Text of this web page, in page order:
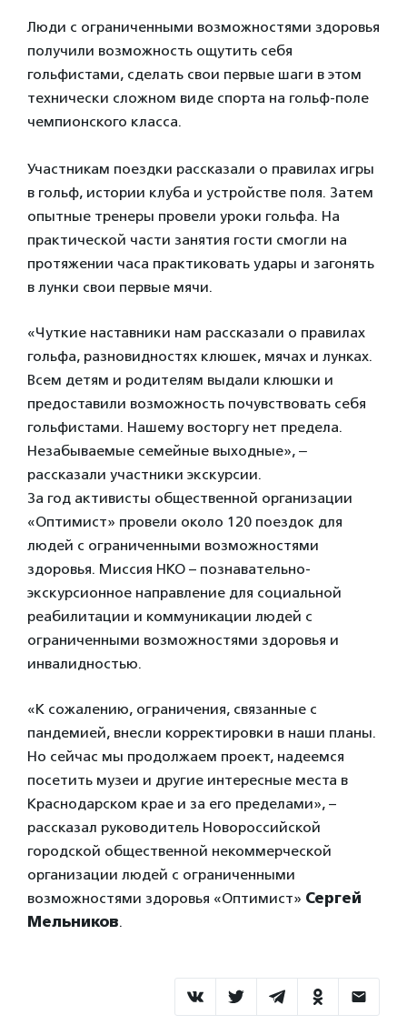
Люди с ограниченными возможностями здоровья
получили возможность ощутить себя
гольфистами, сделать свои первые шаги в этом
технически сложном виде спорта на гольф-поле
чемпионского класса.
Участникам поездки рассказали о правилах игры
в гольф, истории клуба и устройстве поля. Затем
опытные тренеры провели уроки гольфа. На
практической части занятия гости смогли на
протяжении часа практиковать удары и загонять
в лунки свои первые мячи.
«Чуткие наставники нам рассказали о правилах
гольфа, разновидностях клюшек, мячах и лунках.
Всем детям и родителям выдали клюшки и
предоставили возможность почувствовать себя
гольфистами. Нашему восторгу нет предела.
Незабываемые семейные выходные», ‒
рассказали участники экскурсии.
За год активисты общественной организации
«Оптимист» провели около 120 поездок для
людей с ограниченными возможностями
здоровья. Миссия НКО – познавательно-
экскурсионное направление для социальной
реабилитации и коммуникации людей с
ограниченными возможностями здоровья и
инвалидностью.
«К сожалению, ограничения, связанные с
пандемией, внесли корректировки в наши планы.
Но сейчас мы продолжаем проект, надеемся
посетить музеи и другие интересные места в
Краснодарском крае и за его пределами», –
рассказал руководитель Новороссийской
городской общественной некоммерческой
организации людей с ограниченными
возможностями здоровья «Оптимист» Сергей
Мельников.